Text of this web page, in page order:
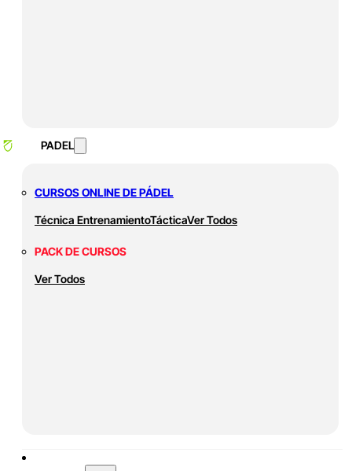
PADEL
CURSOS ONLINE DE PÁDEL
Técnica EntrenamientoTácticaVer Todos
PACK DE CURSOS
Ver Todos